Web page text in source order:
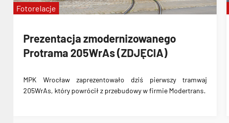
Prezentacja zmodernizowanego
Protrama 205WrAs (ZDJĘCIA)
MPK Wrocław zaprezentowało dziś pierwszy tramwaj
205WrAs, który powrócił z przebudowy w firmie Modertrans.
Fotorelacje